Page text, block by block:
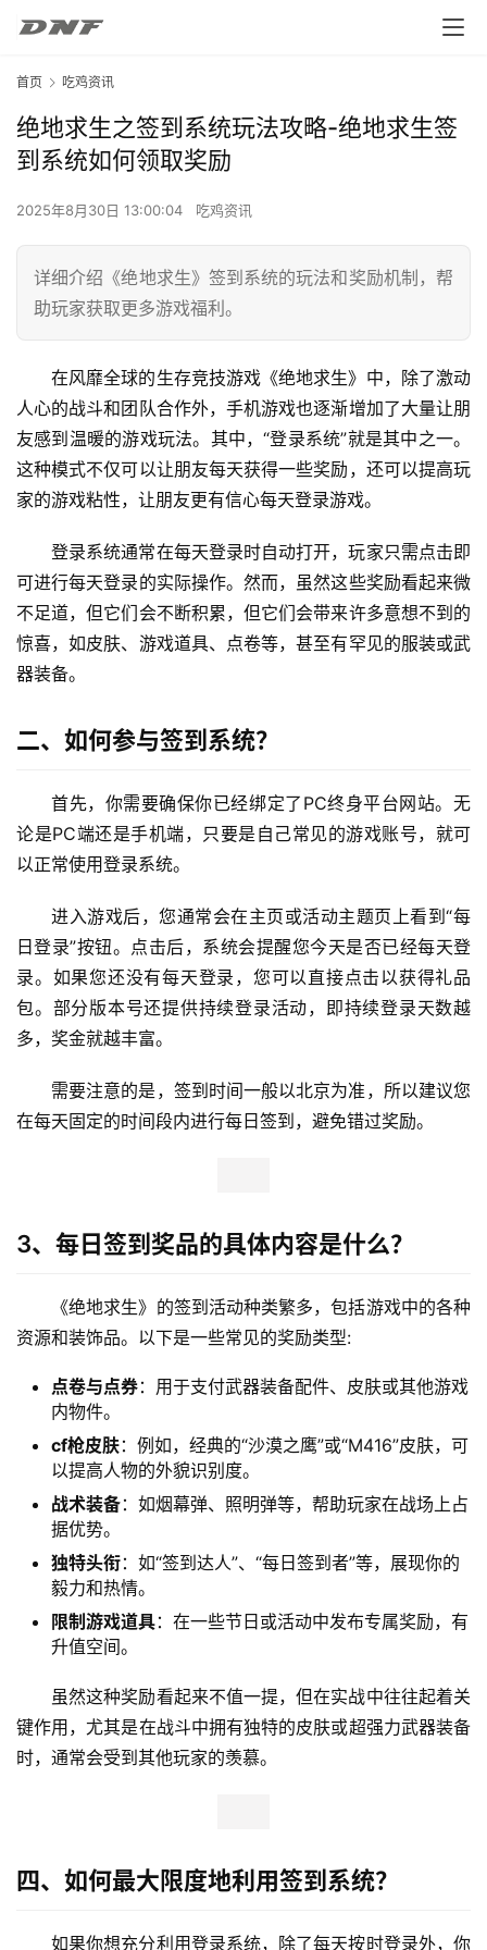
首页 吃鸡资讯
绝地求生之签到系统玩法攻略-绝地求生签
到系统如何领取奖励
2025年8月30日 13:00:04 吃鸡资讯
详细介绍《绝地求生》签到系统的玩法和奖励机制，帮
助玩家获取更多游戏福利。
在风靡全球的生存竞技游戏《绝地求生》中，除了激动
人心的战斗和团队合作外，手机游戏也逐渐增加了大量让朋
友感到温暖的游戏玩法。其中，“登录系统”就是其中之一。
这种模式不仅可以让朋友每天获得一些奖励，还可以提高玩
家的游戏粘性，让朋友更有信心每天登录游戏。
登录系统通常在每天登录时自动打开，玩家只需点击即
可进行每天登录的实际操作。然而，虽然这些奖励看起来微
不足道，但它们会不断积累，但它们会带来许多意想不到的
惊喜，如皮肤、游戏道具、点卷等，甚至有罕见的服装或武
器装备。
二、如何参与签到系统？
首先，你需要确保你已经绑定了PC终身平台网站。无
论是PC端还是手机端，只要是自己常见的游戏账号，就可
以正常使用登录系统。
进入游戏后，您通常会在主页或活动主题页上看到“每
日登录”按钮。点击后，系统会提醒您今天是否已经每天登
录。如果您还没有每天登录，您可以直接点击以获得礼品
包。部分版本号还提供持续登录活动，即持续登录天数越
多，奖金就越丰富。
需要注意的是，签到时间一般以北京为准，所以建议您
在每天固定的时间段内进行每日签到，避免错过奖励。
3、每日签到奖品的具体内容是什么？
《绝地求生》的签到活动种类繁多，包括游戏中的各种
资源和装饰品。以下是一些常见的奖励类型:
点卷与点券 ：用于支付武器装备配件、皮肤或其他游戏
内物件。
以提高人物的外貌识别度。
战术装备：如烟幕弹、照明弹等，帮助玩家在战场上占
据优势。
升值空间。